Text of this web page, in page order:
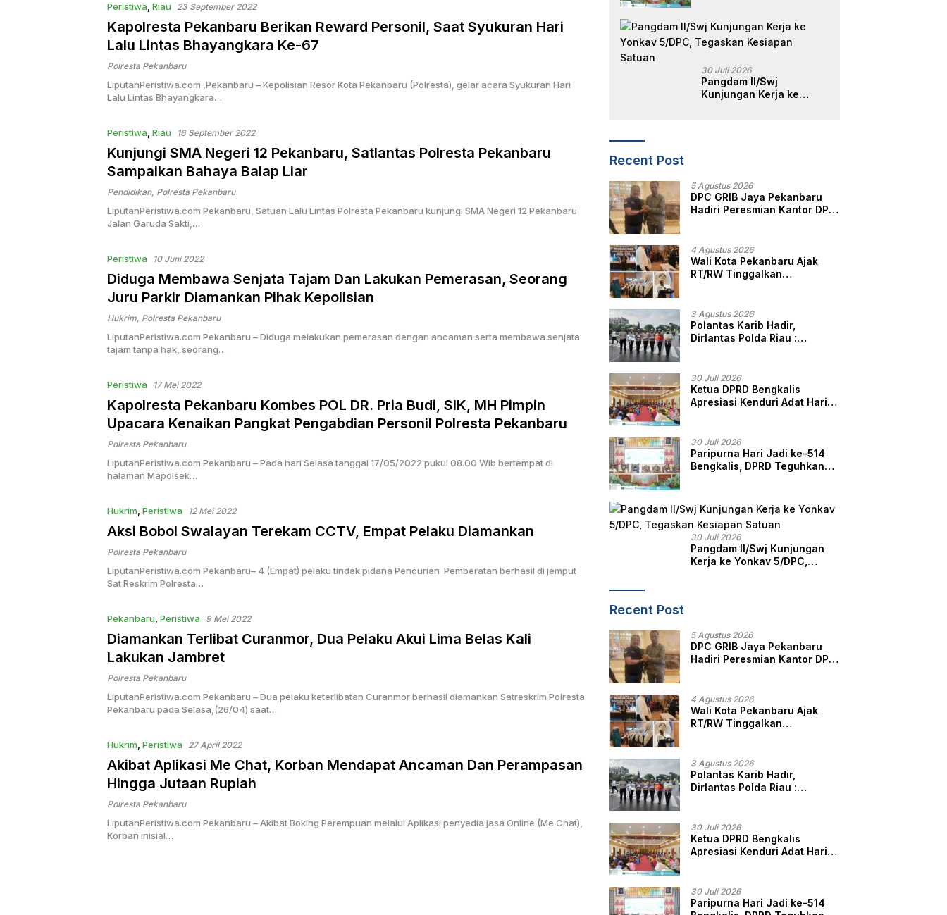
Peristiwa, Riau 23 September 2022
Kapolresta Pekanbaru Berikan Reward Personil, Saat Syukuran Hari
Lalu Lintas Bhayangkara Ke-67
Polresta Pekanbaru
LiputanPeristiwa.com ,Pekanbaru – Kepolisian Resor Kota Pekanbaru (Polresta), gelar acara Syukuran Hari
Lalu Lintas Bhayangkara…
Peristiwa, Riau 16 September 2022
Kunjungi SMA Negeri 12 Pekanbaru, Satlantas Polresta Pekanbaru
Sampaikan Bahaya Balap Liar
Pendidikan, Polresta Pekanbaru
LiputanPeristiwa.com Pekanbaru, Satuan Lalu Lintas Polresta Pekanbaru kunjungi SMA Negeri 12 Pekanbaru
Jalan Garuda Sakti,…
Peristiwa 10 Juni 2022
Diduga Membawa Senjata Tajam Dan Lakukan Pemerasan, Seorang
Juru Parkir Diamankan Pihak Kepolisian
Hukrim, Polresta Pekanbaru
LiputanPeristiwa.com Pekanbaru – Diduga melakukan pemerasan dengan ancaman serta membawa senjata
tajam tanpa hak, seorang…
Peristiwa 17 Mei 2022
Kapolresta Pekanbaru Kombes POL DR. Pria Budi, SIK, MH Pimpin
Upacara Kenaikan Pangkat Pengabdian Personil Polresta Pekanbaru
Polresta Pekanbaru
LiputanPeristiwa.com Pekanbaru – Pada hari Selasa tanggal 17/05/2022 pukul 08.00 Wib bertempat di
halaman Mapolsek…
Hukrim, Peristiwa 12 Mei 2022
Aksi Bobol Swalayan Terekam CCTV, Empat Pelaku Diamankan
Polresta Pekanbaru
LiputanPeristiwa.com Pekanbaru– 4 (Empat) pelaku tindak pidana Pencurian Pemberatan berhasil di jemput
Sat Reskrim Polresta…
Pekanbaru, Peristiwa 9 Mei 2022
Diamankan Terlibat Curanmor, Dua Pelaku Akui Lima Belas Kali
Lakukan Jambret
Polresta Pekanbaru
LiputanPeristiwa.com Pekanbaru – Dua pelaku keterlibatan Curanmor berhasil diamankan Satreskrim Polresta
Pekanbaru pada Selasa,(26/04) saat…
Hukrim, Peristiwa 27 April 2022
Akibat Aplikasi Me Chat, Korban Mendapat Ancaman Dan Perampasan
Hingga Jutaan Rupiah
Polresta Pekanbaru
LiputanPeristiwa.com Pekanbaru – Akibat Boking Perempuan melalui Aplikasi penyedia jasa Online (Me Chat),
Korban inisial…
Junjungan
30 Juli 2026
Pangdam II/Swj
Kunjungan Kerja ke
Recent Post
5 Agustus 2026
DPC GRIB Jaya Pekanbaru
Hadiri Peresmian Kantor DPD
Pekanbaru
4 Agustus 2026
Wali Kota Pekanbaru Ajak
RT/RW Tinggalkan
3 Agustus 2026
Polantas Karib Hadir,
Dirlantas Polda Riau :
Pelayanan, Perlindungan,
dan Edukasi Kepada
Masyarakat
30 Juli 2026
Ketua DPRD Bengkalis
Apresiasi Kenduri Adat Hari
30 Juli 2026
Paripurna Hari Jadi ke-514
Bengkalis, DPRD Teguhkan
30 Juli 2026
Pangdam II/Swj Kunjungan
Kerja ke Yonkav 5/DPC,
Recent Post
5 Agustus 2026
DPC GRIB Jaya Pekanbaru
Hadiri Peresmian Kantor DPD
Pekanbaru
4 Agustus 2026
Wali Kota Pekanbaru Ajak
RT/RW Tinggalkan
3 Agustus 2026
Polantas Karib Hadir,
Dirlantas Polda Riau :
Pelayanan, Perlindungan,
dan Edukasi Kepada
Masyarakat
30 Juli 2026
Ketua DPRD Bengkalis
Apresiasi Kenduri Adat Hari
30 Juli 2026
Paripurna Hari Jadi ke-514